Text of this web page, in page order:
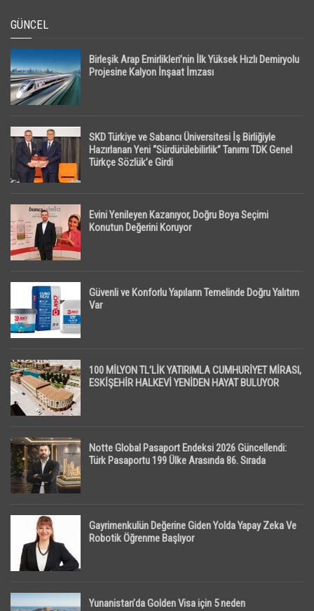
GÜNCEL
Birleşik Arap Emirlikleri’nin İlk Yüksek Hızlı Demiryolu
Projesine Kalyon İnşaat İmzası
SKD Türkiye ve Sabancı Üniversitesi İş Birliğiyle
Hazırlanan Yeni “Sürdürülebilirlik” Tanımı TDK Genel
Türkçe Sözlük’e Girdi
Evini Yenileyen Kazanıyor, Doğru Boya Seçimi
Konutun Değerini Koruyor
Güvenli ve Konforlu Yapıların Temelinde Doğru Yalıtım
Var
100 MİLYON TL’LİK YATIRIMLA CUMHURİYET MİRASI,
ESKİŞEHİR HALKEVİ YENİDEN HAYAT BULUYOR
Notte Global Pasaport Endeksi 2026 Güncellendi:
Türk Pasaportu 199 Ülke Arasında 86. Sırada
Gayrimenkulün Değerine Giden Yolda Yapay Zeka Ve
Robotik Öğrenme Başlıyor
Yunanistan’da Golden Visa için 5 neden